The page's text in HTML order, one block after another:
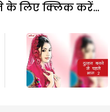
के लिए क्लिक करें...